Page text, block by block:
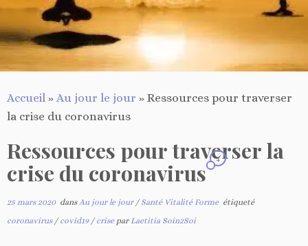
Accueil » Au jour le jour » Ressources pour traverser
la crise du coronavirus
Ressources pour traverser la
crise du coronavirus
4
25 mars 2020dansAu jour le jour / Santé Vitalité Forme étiqueté
coronavirus / covid19 / crise par Laetitia Soin2Soi